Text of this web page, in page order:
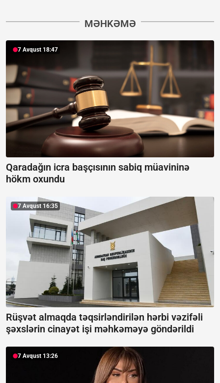
MƏHKƏMƏ
7 Avqust 18:47
Qaradağın icra başçısının sabiq müavininə
hökm oxundu
7 Avqust 16:35
Rüşvət almaqda təqsirləndirilən hərbi vəzifəli
şəxslərin cinayət işi məhkəməyə göndərildi
7 Avqust 13:26